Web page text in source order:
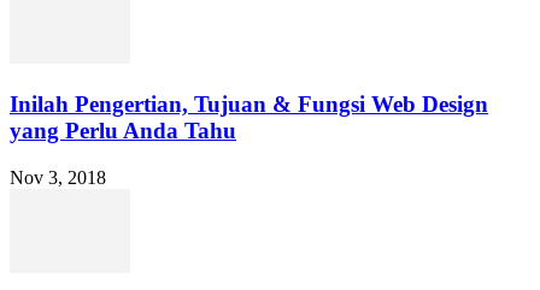
Inilah Pengertian, Tujuan & Fungsi Web Design
yang Perlu Anda Tahu
Nov 3, 2018